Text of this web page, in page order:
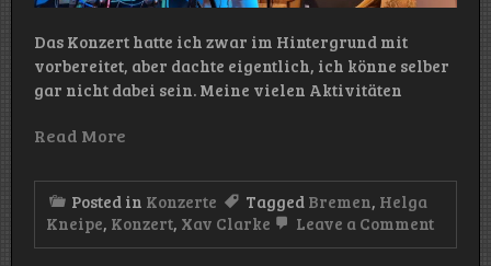
Das Konzert hatte ich zwar im Hintergrund mit
vorbereitet, aber dachte eigentlich, ich könne selber
gar nicht dabei sein. Meine vielen Aktivitäten
Read More
Posted in Konzerte Tagged Bremen, Helga
Kneipe, Konzert, Xav Clarke Leave a Commenton